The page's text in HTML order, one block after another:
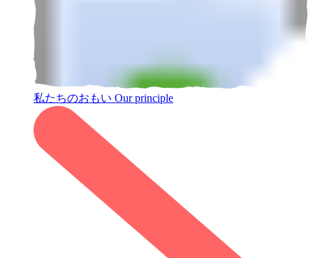
私たちのおもい Our principle